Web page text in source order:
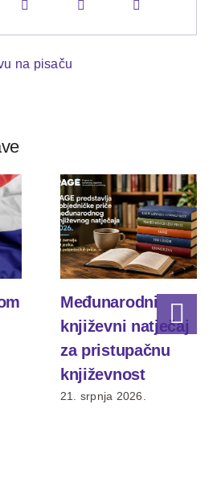
na pisaču
Međunarodni
književni natječaj
za pristupačnu
književnost
21. srpnja 2026.